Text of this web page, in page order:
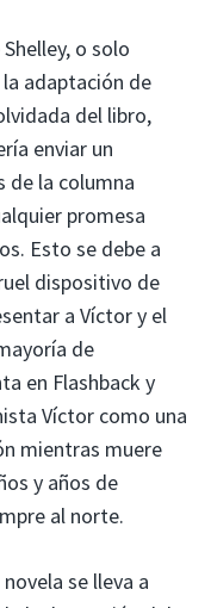
o solo
adaptación de
del libro,
enviar un
de la columna
promesa
Esto se debe a
dispositivo de
a Víctor y el
de
en Flashback y
Víctor como una
mientras muere
y años de
al norte.
se lleva a